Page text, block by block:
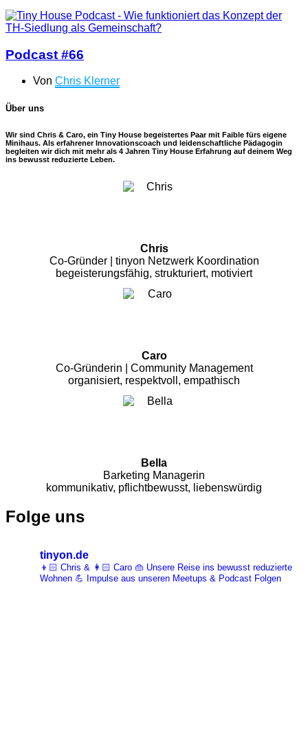
Podcast #66
Von Chris Klerner
Über uns
Wir sind Chris & Caro, ein Tiny House begeistertes Paar mit Faible fürs eigene
Minihaus. Als erfahrener Innovationscoach und leidenschaftliche Pädagogin
begleiten wir dich mit mehr als 4 Jahren Tiny House Erfahrung auf deinem Weg
ins bewusst reduzierte Leben.
Chris
Co-Gründer | tinyon Netzwerk Koordination
begeisterungsfähig, strukturiert, motiviert
Caro
Co-Gründerin | Community Management
organisiert, respektvoll, empathisch
Bella
Barketing Managerin
kommunikativ, pflichtbewusst, liebenswürdig
Folge uns
tinyon.de
👦🏻 Chris & 👩🏻 Caro 👜 Unsere Reise ins bewusst reduzierte
Wohnen 💪 Impulse aus unseren Meetups & Podcast Folgen